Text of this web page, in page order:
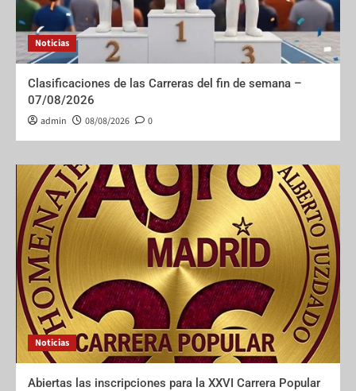
Noticias
Clasificaciones de las Carreras del fin de semana –
07/08/2026
admin 08/08/2026 0
Noticias
Abiertas las inscripciones para la XXVI Carrera Popular